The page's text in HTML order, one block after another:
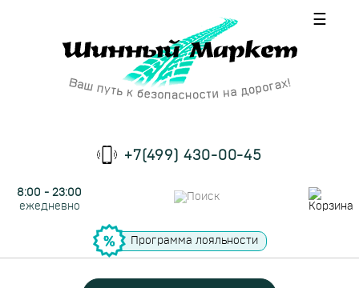
☰
+7(499) 430-00-45
8:00 - 23:00
ежедневно
Программа лояльности